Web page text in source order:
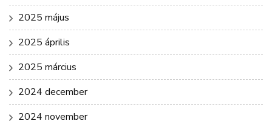
2025 május
2025 április
2025 március
2024 december
2024 november